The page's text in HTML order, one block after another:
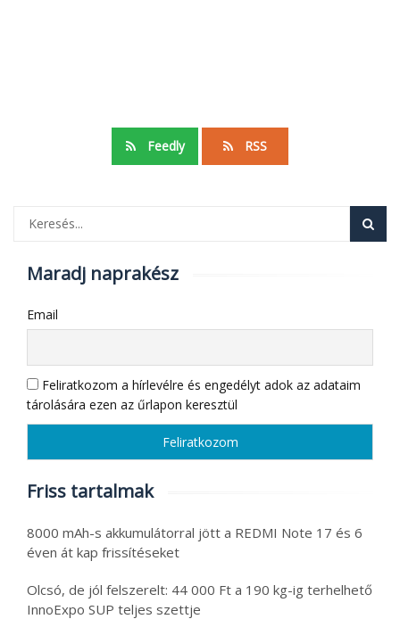
Feedly RSS
Maradj naprakész
Email
Feliratkozom a hírlevélre és engedélyt adok az adataim
tárolására ezen az űrlapon keresztül
Friss tartalmak
8000 mAh-s akkumulátorral jött a REDMI Note 17 és 6
éven át kap frissítéseket
Olcsó, de jól felszerelt: 44 000 Ft a 190 kg-ig terhelhető
InnoExpo SUP teljes szettje